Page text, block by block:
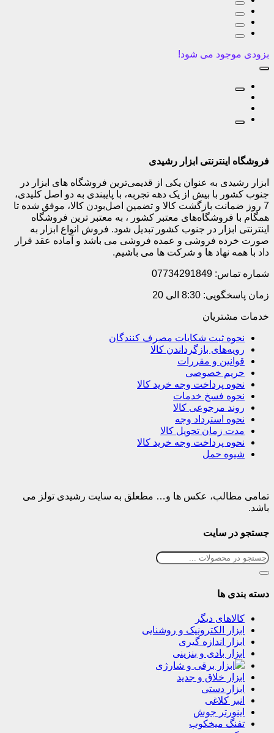
بزودی موجود می شود!
فروشگاه اینترنتی ابزار رشیدی
ابزار رشیدی به عنوان یکی از قدیمی‌ترین فروشگاه های ابزار در
جنوب کشور با بیش از یک دهه تجربه، با پایبندی به دو اصل کلیدی،
7 روز ضمانت بازگشت کالا و تضمین اصل‌بودن کالا، موفق شده تا
همگام با فروشگاه‌های معتبر کشور ، به معتبر ترین فروشگاه
اینترنتی ابزار در جنوب کشور تبدیل شود. فروش انواع ابزار به
صورت خرده فروشی و عمده فروشی می باشد و آماده عقد قرار
داد با همه نهاد ها و شرکت ها می باشیم.
شماره تماس: 07734291849
زمان پاسخگویی: 8:30 الی 20
خدمات مشتریان
نحوه ثبت شکایات مصرف کنندگان
رویه‌های بازگرداندن کالا
قوانین و مقررات
حریم خصوصی
نحوه پرداخت وجه خرید کالا
نحوه فسخ خدمات
روند مرجوعی کالا
نحوه استرداد وجه
مدت زمان تحویل کالا
نحوه پرداخت وجه خرید کالا
شیوه حمل
تمامی مطالب، عکس ها و… مطعلق به سایت رشیدی تولز می
باشد.
جستجو در سایت
دسته بندی ها
کالاهای دیگر
ابزار الکترونیک و روشنایی
ابزار اندازه گیری
ابزار بادی و بنزینی
ابزار برقی و شارژی
ابزار خلاق و جدید
ابزار دستی
انبر کلاغی
اینورتر جوش
تفنگ میخکوب